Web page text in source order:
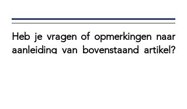
Heb je vragen of opmerkingen naar
aanleiding van bovenstaand artikel?